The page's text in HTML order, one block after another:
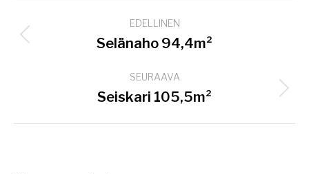
navigation
EDELLINEN
Previous
Selänaho 94,4m²
SEURAAVA
Next
Seiskari 105,5m²